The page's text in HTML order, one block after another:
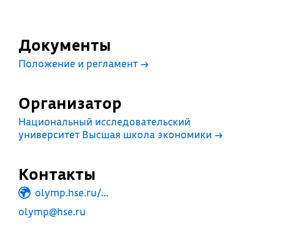
Документы
Положение и регламент →
Организатор
Национальный исследовательский
университет Высшая школа экономики →
Контакты
olymp.hse.ru/...
olymp@hse.ru